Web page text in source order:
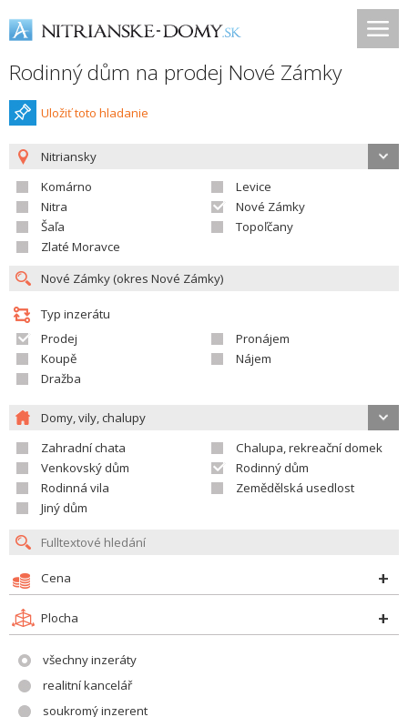
Rodinný dům na prodej Nové Zámky
Uložiť toto hladanie
Nitriansky
Komárno
Levice
Nitra
Nové Zámky
Šaľa
Topoľčany
Zlaté Moravce
Typ inzerátu
Prodej
Pronájem
Koupě
Nájem
Dražba
Domy, vily, chalupy
Zahradní chata
Chalupa, rekreační domek
Venkovský dům
Rodinný dům
Rodinná vila
Zemědělská usedlost
Jiný dům
Cena
Plocha
všechny inzeráty
realitní kancelář
soukromý inzerent